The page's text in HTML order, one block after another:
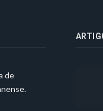
de